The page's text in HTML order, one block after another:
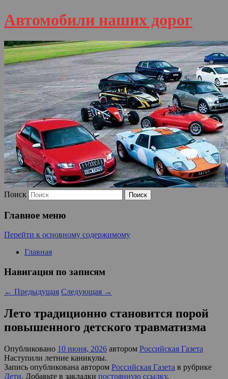
Автомобили наших дорог
Поиск
Главное меню
Перейти к основному содержимому
Главная
Навигация по записям
← Предыдущая Следующая →
Лето традиционно становится порой
повышенного детского травматизма
Опубликовано 10 июня, 2026 автором Российская Газета
Наступили летние каникулы.
Запись опубликована автором Российская Газета в рубрике
Дети. Добавьте в закладки постоянную ссылку.